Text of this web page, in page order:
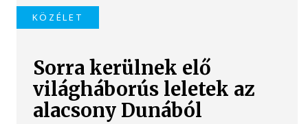
KÖZÉLET
Sorra kerülnek elő
világháborús leletek az
alacsony Dunából